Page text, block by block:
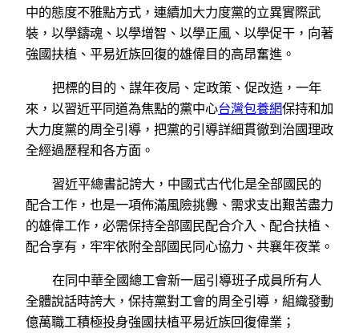
中的態度不雅點方式，連續加大力度黨的立異實際武
裝，以學鑄魂、以學增智、以學正風、以學促干，向著
強國扶植、平易近族回復的雄偉目的高昂奮進。
把標的目的、謀年夜局、定政策、促改造，一年
來，以習近平同道為焦點的黨中心台灣包養網保持和加
大力度黨的周全引導，把黨的引導詳細貫徹到治國理政
全經過歷程和各方面。
習近平總書記誇大，中國式古代化是全部國民的
配合工作，也是一項佈滿風險挑釁、需求支出艱苦盡力
的雄偉工作，必需保持全部國民配合介入、配合扶植、
配合享有，牢牢依附全部國民同心協力、共襄年夜業。
在同中華全國總工會新一屆引導班子成員所有人
全體說話時誇大，保持黨對工會的周全引導，組織發動
億萬職工積極投身強國扶植平易近族回復偉業；